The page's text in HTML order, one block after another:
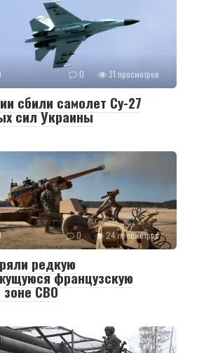
0 31 просмотров
сбили самолет Су-27
сил Украины
0 24 просмотров
редкую
французскую
зоне СВО